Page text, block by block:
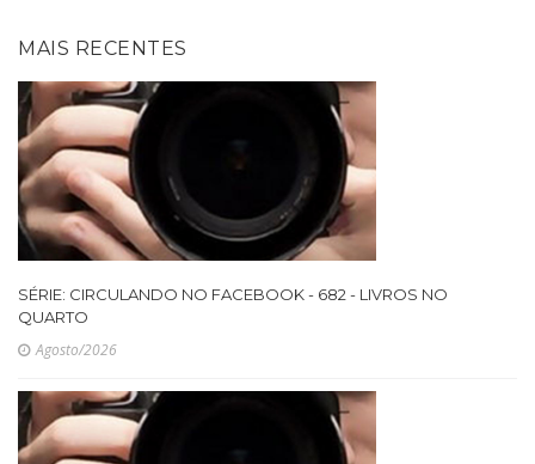
MAIS RECENTES
SÉRIE: CIRCULANDO NO FACEBOOK - 682 - LIVROS NO
QUARTO
Agosto/2026